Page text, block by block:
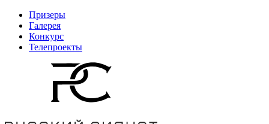
Призеры
Галерея
Конкурс
Телепроекты